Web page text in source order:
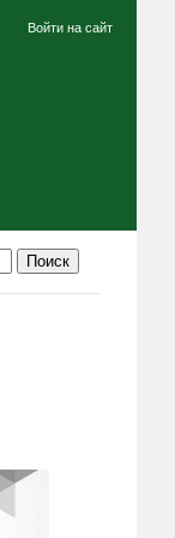
Войти на сайт